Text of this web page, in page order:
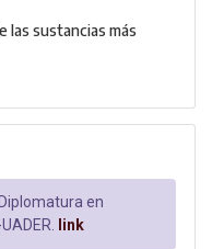
las sustancias más
en
link